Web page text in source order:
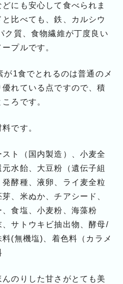
にも安心して食べられま
比べても、鉄、カルシウ
ク質、食物繊維が丁度良い
プルです。
1食でとれるのは普通のメ
れている点ですので、積
ろです。
です。
ト（国内製造）、小麦全
水飴、大豆粉（遺伝子組
酵種、液卵、ライ麦全粒
、米ぬか、チアシード、
食塩、小麦粉、海藻粉
サトウキビ抽出物、酵母/
(無機塩)、着色料（カラメ
のりした甘さがとても美